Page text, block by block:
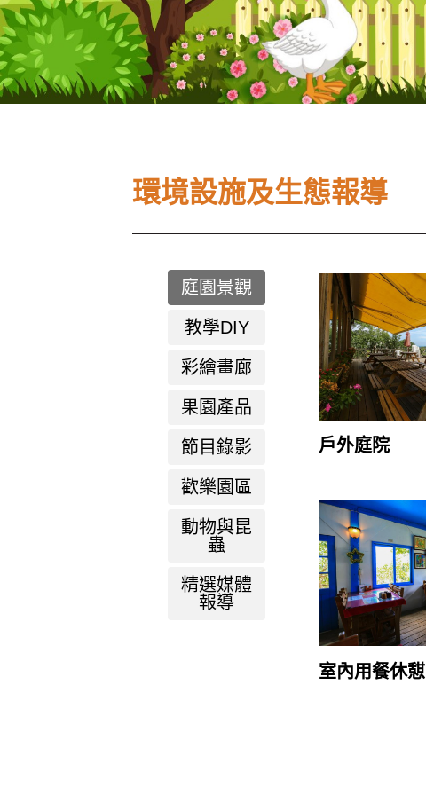
環境設施及生態報導
庭園景觀
教學DIY
彩繪畫廊
果園產品
節目錄影
歡樂園區
動物與昆
蟲
精選媒體
報導
戶外庭院
室內用餐休憇